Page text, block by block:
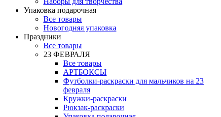
Упаковка подарочная
Все товары
Новогодняя упаковка
Праздники
Все товары
23 ФЕВРАЛЯ
Все товары
АРТБОКСЫ
Футболки-раскраски для мальчиков на 23
февраля
Кружки-раскраски
Рюкзак-раскраски